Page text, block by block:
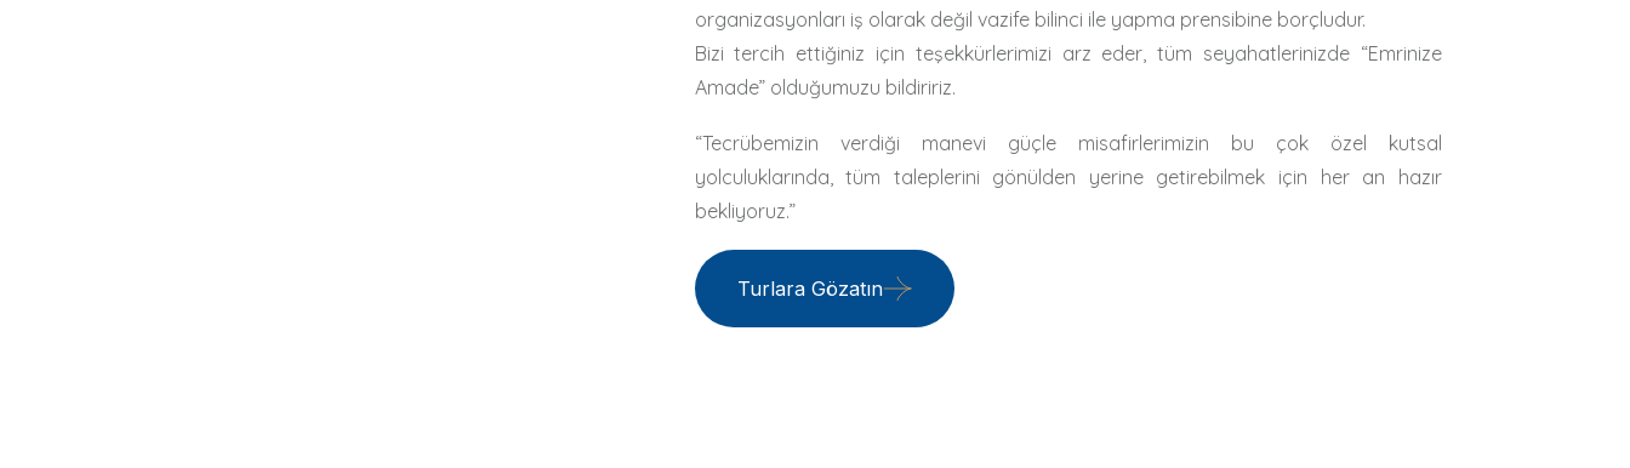
organizasyonları iş olarak değil vazife bilinci ile yapma prensibine borçludur.
Bizi tercih ettiğiniz için teşekkürlerimizi arz eder, tüm seyahatlerinizde “Emrinize
Amade” olduğumuzu bildiririz.
“Tecrübemizin verdiği manevi güçle misafirlerimizin bu çok özel kutsal
yolculuklarında, tüm taleplerini gönülden yerine getirebilmek için her an hazır
bekliyoruz.”
Turlara Gözatın